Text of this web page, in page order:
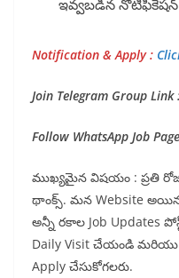
ఇవ్వబడిన
Notification & Apply :
Join Telegram Group Link
Follow WhatsApp Job
ముఖ్యమైన విషయం : ప్రతి రోజు
థాంక్స్. మన Website అయిన
అన్నీ రకాల Job Updates
Daily Visit చేయండి మరియు
Apply చేసుకోగలరు.